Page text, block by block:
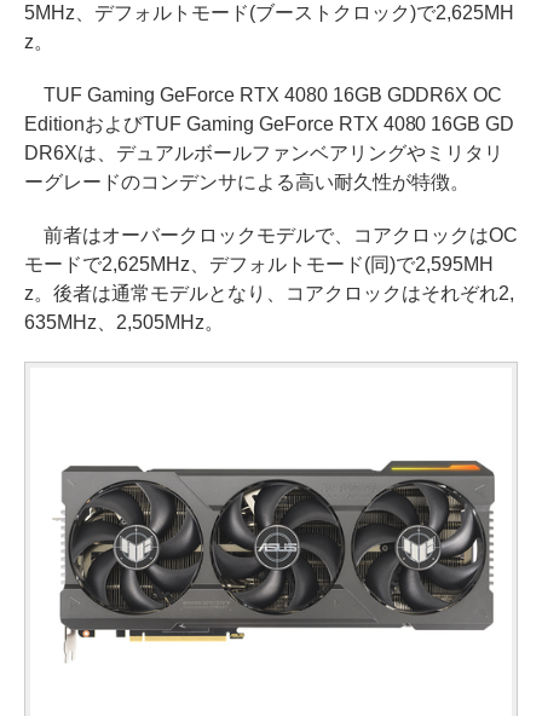
5MHz、デフォルトモード(ブーストクロック)で2,625MH
z。
TUF Gaming GeForce RTX 4080 16GB GDDR6X OC
EditionおよびTUF Gaming GeForce RTX 4080 16GB GD
DR6Xは、デュアルボールファンベアリングやミリタリ
ーグレードのコンデンサによる高い耐久性が特徴。
前者はオーバークロックモデルで、コアクロックはOC
モードで2,625MHz、デフォルトモード(同)で2,595MH
z。後者は通常モデルとなり、コアクロックはそれぞれ2,
635MHz、2,505MHz。